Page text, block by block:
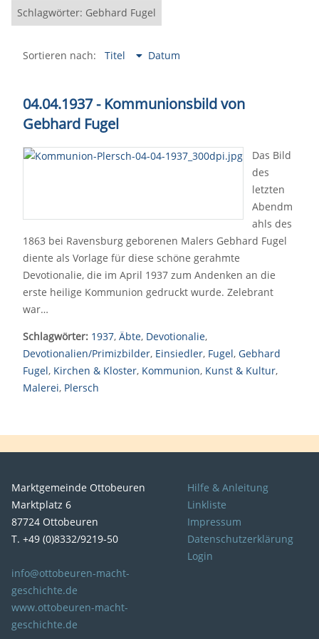
Schlagwörter: Gebhard Fugel
Sortieren nach: Titel Datum
04.04.1937 - Kommunionsbild von
Gebhard Fugel
Das Bild
des
letzten
Abendm
ahls des
1863 bei Ravensburg geborenen Malers Gebhard Fugel
diente als Vorlage für diese schöne gerahmte
Devotionalie, die im April 1937 zum Andenken an die
erste heilige Kommunion gedruckt wurde. Zelebrant
war…
Schlagwörter: 1937, Äbte, Devotionalie,
Devotionalien/Primizbilder, Einsiedler, Fugel, Gebhard
Fugel, Kirchen & Kloster, Kommunion, Kunst & Kultur,
Malerei, Plersch
Marktgemeinde Ottobeuren
Marktplatz 6
87724 Ottobeuren
T. +49 (0)8332/9219-50
info@ottobeuren-macht-
geschichte.de
www.ottobeuren-macht-
geschichte.de
Hilfe & Anleitung
Linkliste
Impressum
Datenschutzerklärung
Login